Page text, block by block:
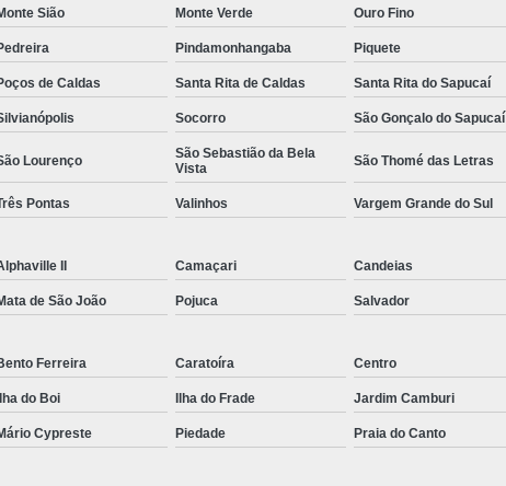
Rastreador do Carro
Rastreador Gps para Carro
Rastreador para Carros com
Empresa Especializada em Rastreamento
Rastreamento de Carro
Rastreamento para Carros e
Monitoramento e Rastreamento de Frotas
Rastreamento de Frota Via
Sião Monte Verde Ouro Fino
Pindamonhangaba Piquete
de Caldas Santa Rita de Caldas Santa Rita do Sapucaí
Socorro São Gonçalo do Sapucaí
Lourenço
São Sebastião da Bela
Vista
São Thomé das Letras
Pontas Valinhos Vargem Grande do Sul
II Camaçari Candeias
de São João Pojuca Salvador
Ferreira Caratoíra Centro
do Boi Ilha do Frade Jardim Camburi
Cypreste Piedade Praia do Canto